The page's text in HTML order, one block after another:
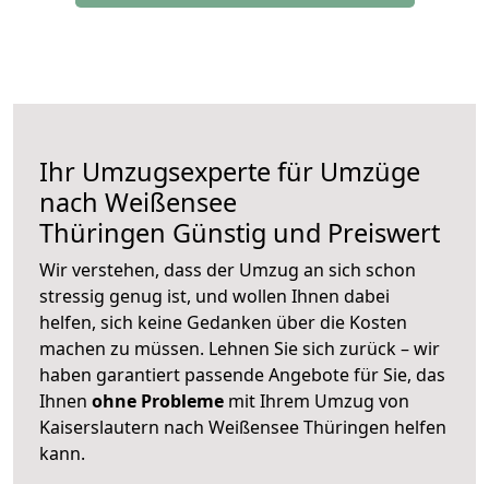
Ihr Umzugsexperte für Umzüge
nach Weißensee
Thüringen Günstig und Preiswert
Wir verstehen, dass der Umzug an sich schon
stressig genug ist, und wollen Ihnen dabei
helfen, sich keine Gedanken über die Kosten
machen zu müssen. Lehnen Sie sich zurück – wir
haben garantiert passende Angebote für Sie, das
Ihnen ohne Probleme mit Ihrem Umzug von
Kaiserslautern nach Weißensee Thüringen helfen
kann.